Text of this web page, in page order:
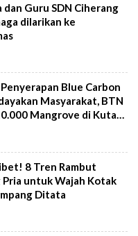
dan Guru SDN Ciherang
dilarikan ke
Blue Carbon
Masyarakat, BTN
Mangrove di Kuta
8 Tren Rambut
untuk Wajah Kotak
Ditata